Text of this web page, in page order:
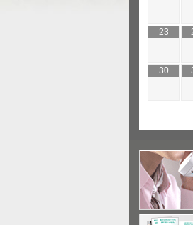
23
30